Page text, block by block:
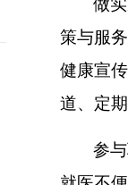
策与服
健康宣
道、定
参